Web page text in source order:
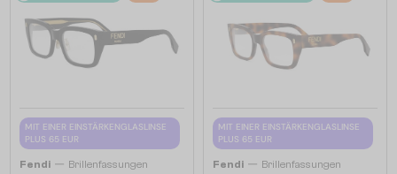
MIT EINER EINSTÄRKENGLASLINSE
PLUS 65 EUR
Fendi — Brillenfassungen
MIT EINER EINSTÄRKENGLASLINSE
PLUS 65 EUR
Fendi — Brillenfassungen